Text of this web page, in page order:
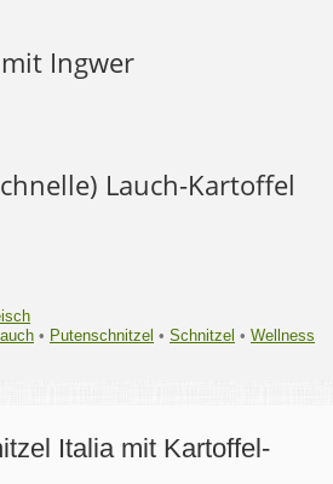
Ingwer
Lauch-Kartoffel
• Putenschnitzel • Schnitzel • Wellness
Italia mit Kartoffel-